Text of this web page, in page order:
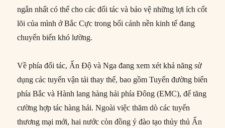
ngắn nhất có thể cho các đối tác và bảo vệ những lợi ích cốt
lõi của mình ở Bắc Cực trong bối cảnh nền kinh tế đang
chuyển biến khó lường.
Về phía đối tác, Ấn Độ và Nga đang xem xét khả năng sử
dụng các tuyến vận tải thay thế, bao gồm Tuyến đường biển
phía Bắc và Hành lang hàng hải phía Đông (EMC), để tăng
cường hợp tác hàng hải. Ngoài việc thăm dò các tuyến
thương mại mới, hai nước còn đồng ý đào tạo thủy thủ Ấn